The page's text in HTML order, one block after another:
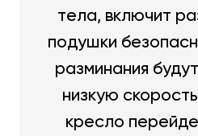
тела, включит
подушки
разминания
низкую
кресло